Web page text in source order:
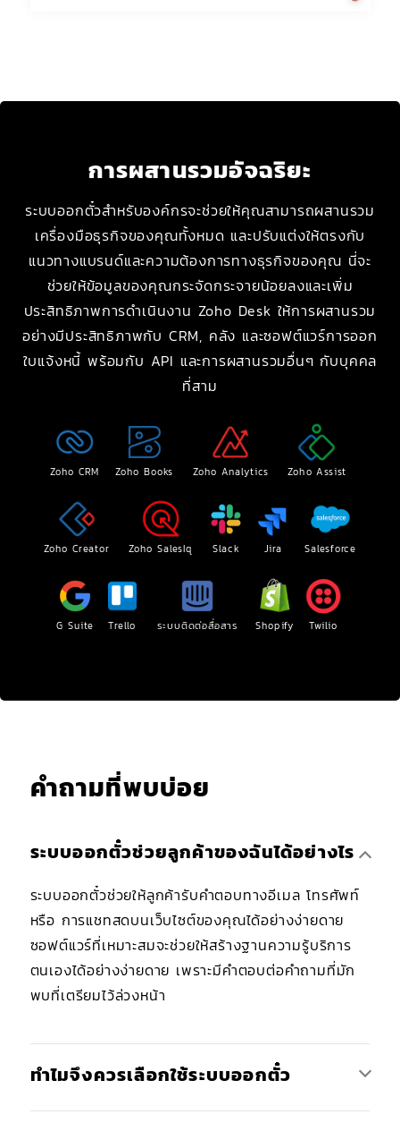
การผสานรวมอัจฉริยะ
ระบบออกตั๋วสำหรับองค์กรจะช่วยให้คุณสามารถผสานรวม
เครื่องมือธุรกิจของคุณทั้งหมด และปรับแต่งให้ตรงกับ
แนวทางแบรนด์และความต้องการทางธุรกิจของคุณ นี่จะ
ช่วยให้ข้อมูลของคุณกระจัดกระจายน้อยลงและเพิ่ม
ประสิทธิภาพการดำเนินงาน Zoho Desk ให้การผสานรวม
อย่างมีประสิทธิภาพกับ CRM, คลัง และซอฟต์แวร์การออก
ใบแจ้งหนี้ พร้อมกับ API และการผสานรวมอื่นๆ กับบุคคล
ที่สาม
Zoho CRM Zoho Books Zoho Analytics Zoho Assist
Zoho Creator Zoho SalesIq Slack Jira Salesforce
G Suite Trello ระบบติดต่อสื่อสาร Shopify Twilio
คำถามที่พบบ่อย
ระบบออกตั๋วช่วยลูกค้าของฉันได้อย่างไร
ระบบออกตั๋วช่วยให้ลูกค้ารับคำตอบทางอีเมล โทรศัพท์
หรือ การแชทสดบนเว็บไซต์ของคุณได้อย่างง่ายดาย
ซอฟต์แวร์ที่เหมาะสมจะช่วยให้สร้างฐานความรู้บริการ
ตนเองได้อย่างง่ายดาย เพราะมีคำตอบต่อคำถามที่มัก
พบที่เตรียมไว้ล่วงหน้า
ทำไมจึงควรเลือกใช้ระบบออกตั๋ว